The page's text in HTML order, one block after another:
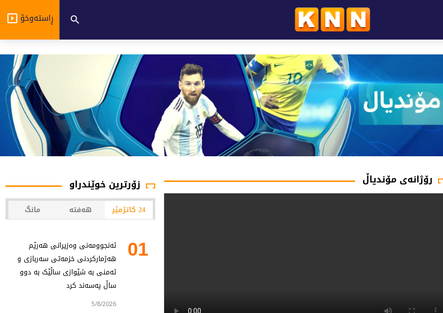
ڕاستەوخۆ
رۆژانه‌ی مۆندیاڵ زۆرترین خوێندراو
24 کاتژمێر هەفتە مانگ
01
ئەنجوومەنی وەزیرانی هەرێم
هەژمارکردنی خزمەتی سەربازی و
ئەمنی بە شێوازی ساڵێک بە دوو
ساڵ پەسەند کرد
5/8/2026